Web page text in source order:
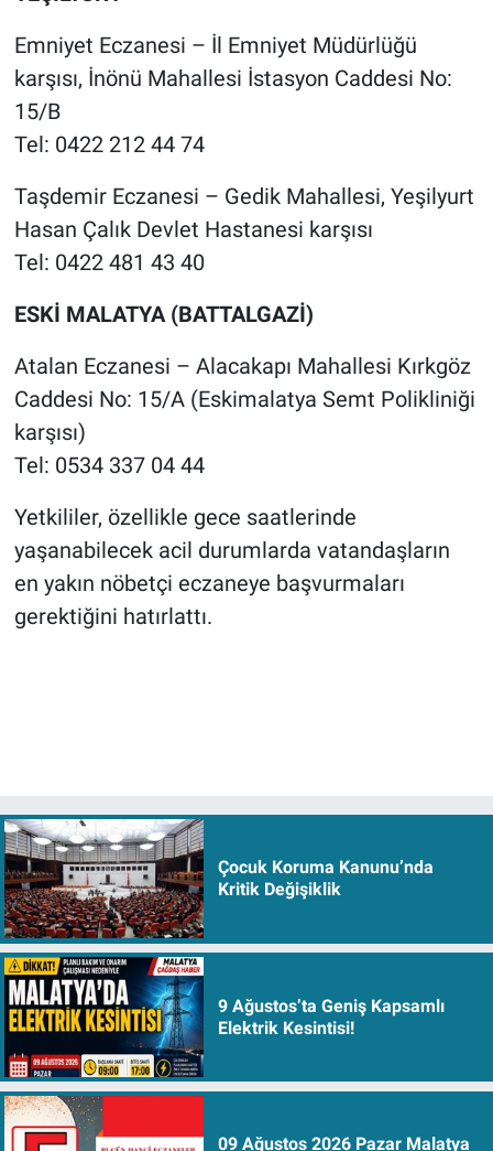
Emniyet Eczanesi – İl Emniyet Müdürlüğü
karşısı, İnönü Mahallesi İstasyon Caddesi No:
15/B
Tel: 0422 212 44 74
Taşdemir Eczanesi – Gedik Mahallesi, Yeşilyurt
Hasan Çalık Devlet Hastanesi karşısı
Tel: 0422 481 43 40
ESKİ MALATYA (BATTALGAZİ)
Atalan Eczanesi – Alacakapı Mahallesi Kırkgöz
Caddesi No: 15/A (Eskimalatya Semt Polikliniği
karşısı)
Tel: 0534 337 04 44
Yetkililer, özellikle gece saatlerinde
yaşanabilecek acil durumlarda vatandaşların
en yakın nöbetçi eczaneye başvurmaları
gerektiğini hatırlattı.
Çocuk Koruma Kanunu’nda
Kritik Değişiklik
9 Ağustos’ta Geniş Kapsamlı
Elektrik Kesintisi!
09 Ağustos 2026 Pazar Malatya